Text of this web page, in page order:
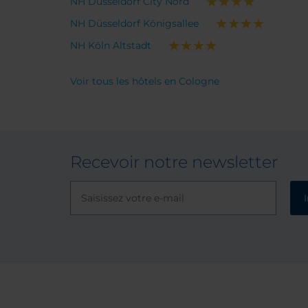
NH Düsseldorf Königsallee
NH Köln Altstadt
Voir tous les hôtels en Cologne
Recevoir notre newsletter